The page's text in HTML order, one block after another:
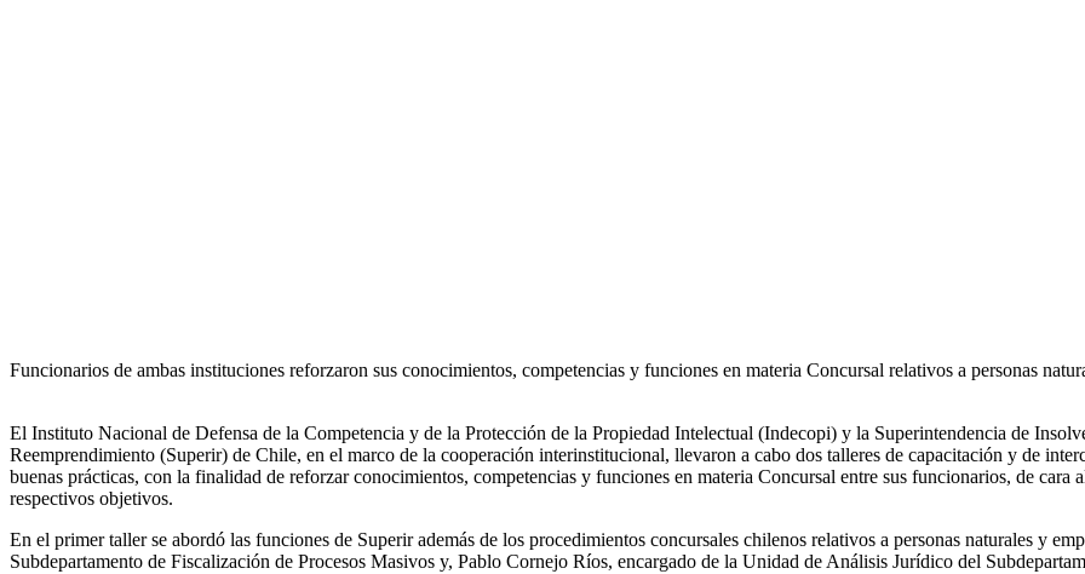
Funcionarios de ambas instituciones reforzaron sus conocimientos, competencias y funciones en materia Concursal relativos a personas
El Instituto Nacional de Defensa de la Competencia y de la Protección de la Propiedad Intelectual (Indecopi) y la Superintendencia de
Reemprendimiento (Superir) de Chile, en el marco de la cooperación interinstitucional, llevaron a cabo dos talleres de capacitación y de
buenas prácticas, con la finalidad de reforzar conocimientos, competencias y funciones en materia Concursal entre sus funcionarios, de cara
respectivos objetivos.
En el primer taller se abordó las funciones de Superir además de los procedimientos concursales chilenos relativos a personas naturales y
Subdepartamento de Fiscalización de Procesos Masivos y, Pablo Cornejo Ríos, encargado de la Unidad de Análisis Jurídico del